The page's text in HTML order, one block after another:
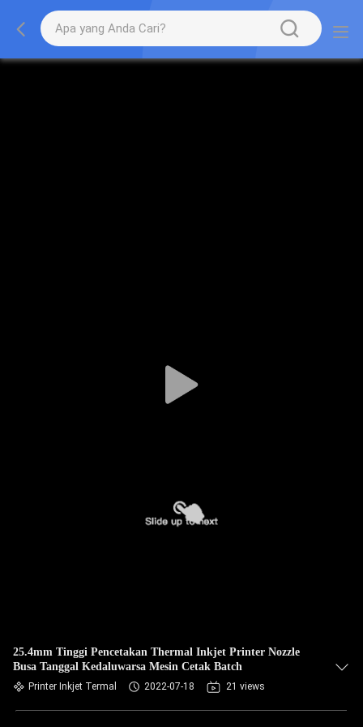
25.4mm Tinggi Pencetakan Thermal Inkjet Printer Nozzle
Busa Tanggal Kedaluwarsa Mesin Cetak Batch
Printer Inkjet Termal 2022-07-18 21 views